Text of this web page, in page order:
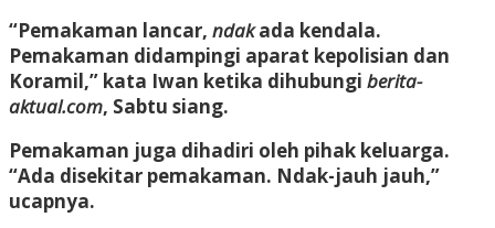
“Pemakaman lancar, ndakada kendala.
Pemakaman didampingi aparat kepolisian dan
Koramil,” kata Iwan ketika dihubungi berita-
aktual.com, Sabtu siang.
Pemakaman juga dihadiri oleh pihak keluarga.
“Ada disekitar pemakaman. Ndak-jauh jauh,”
ucapnya.